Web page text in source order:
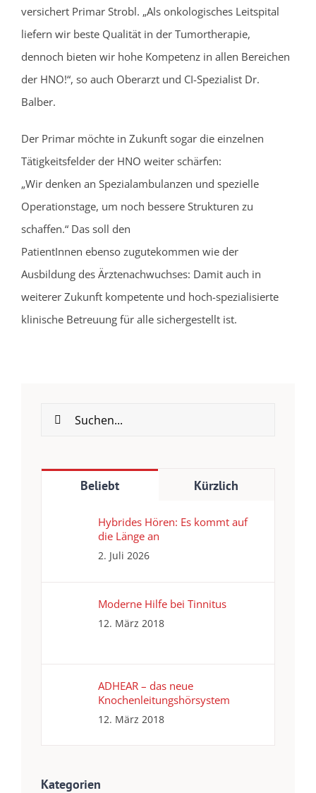
versichert Primar Strobl. „Als onkologisches Leitspital
liefern wir beste Qualität in der Tumortherapie,
dennoch bieten wir hohe Kompetenz in allen Bereichen
der HNO!“, so auch Oberarzt und CI-Spezialist Dr.
Balber.
Der Primar möchte in Zukunft sogar die einzelnen
Tätigkeitsfelder der HNO weiter schärfen:
„Wir denken an Spezialambulanzen und spezielle
Operationstage, um noch bessere Strukturen zu
schaffen.“ Das soll den
PatientInnen ebenso zugutekommen wie der
Ausbildung des Ärztenachwuchses: Damit auch in
weiterer Zukunft kompetente und hoch-spezialisierte
klinische Betreuung für alle sichergestellt ist.
Suche
Beliebt Kürzlich
Hybrides Hören: Es kommt auf
die Länge an
2. Juli 2026
Moderne Hilfe bei Tinnitus
12. März 2018
ADHEAR – das neue
Knochenleitungshörsystem
12. März 2018
Kategorien